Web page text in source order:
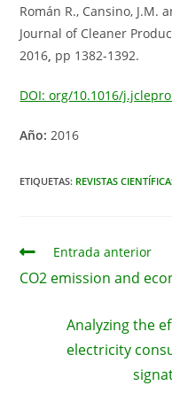
entrada:
entrada:
Román R., Cansino, J.M.
Journal of Cleaner
2016, pp 1382-1392.
DOI: org/10.1016/
Año:2016
ETIQUETAS: REVISTAS
Leer
artículos
Entrada anterior
CO2 emission and
Analyzing the
electricity